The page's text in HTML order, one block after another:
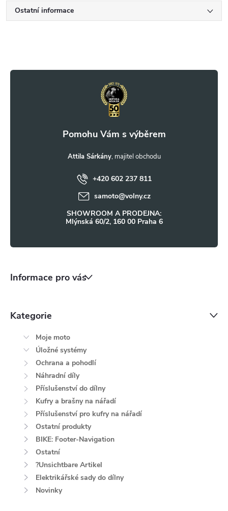
Ostatní informace
Attila Sárkány
+420 602 237 811
samoto@volny.cz
SHOWROOM A PRODEJNA:
Mlýnská 60/2, 160 00 Praha 6
Informace pro vás
Kategorie
Moje moto
Úložné systémy
Ochrana a pohodlí
Náhradní díly
Příslušenství do dílny
Kufry a brašny na nářadí
Příslušenství pro kufry na nářadí
Ostatní produkty
BIKE: Footer-Navigation
Ostatní
?Unsichtbare Artikel
Elektrikářské sady do dílny
Novinky